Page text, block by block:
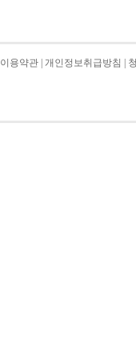
이용약관 개인정보취급방침